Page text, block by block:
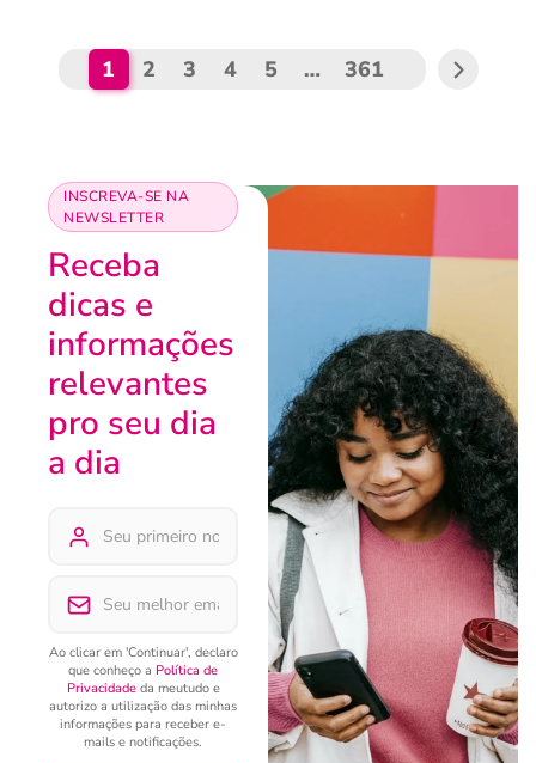
1 2 3 4 5 … 361
INSCREVA-SE NA
NEWSLETTER
Receba
dicas e
informações
relevantes
pro seu dia
a dia
Ao clicar em 'Continuar', declaro
que conheço a Política de
Privacidadeda meutudo e
autorizo a utilização das minhas
informações para receber e-
mails e notificações.